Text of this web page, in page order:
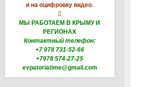
и на оцифровку видео.

МЫ РАБОТАЕМ В КРЫМУ И
РЕГИОНАХ
Контактный телефон:
+7 978 731-52-66
+7978 574-27-25
evpatoriatime@gmail.com